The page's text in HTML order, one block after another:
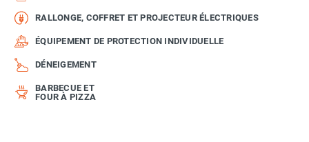
RALLONGE, COFFRET ET PROJECTEUR ÉLECTRIQUES
ÉQUIPEMENT DE PROTECTION INDIVIDUELLE
DÉNEIGEMENT
BARBECUE ET
FOUR À PIZZA